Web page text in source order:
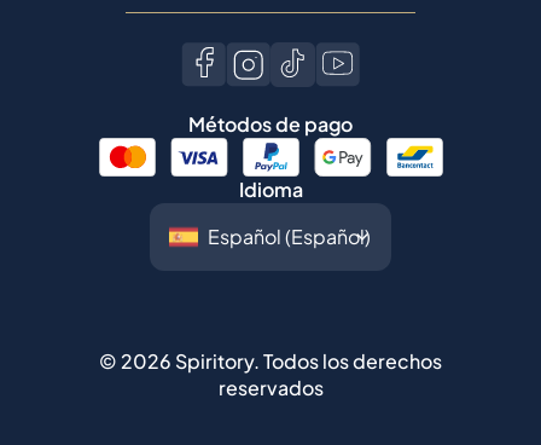
Métodos de pago
Idioma
© 2026 Spiritory.Todos los derechos
reservados